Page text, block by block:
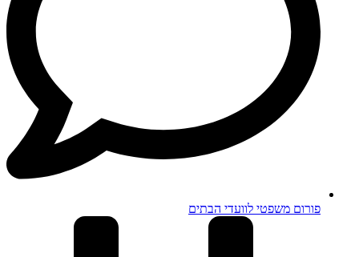
פורום משפטי לוועדי הבתים